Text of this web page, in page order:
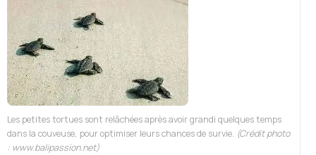
Les petites tortues sont relâchées après avoir grandi quelques temps
dans la couveuse, pour optimiser leurs chances de survie. (Crédit photo
: www.balipassion.net)